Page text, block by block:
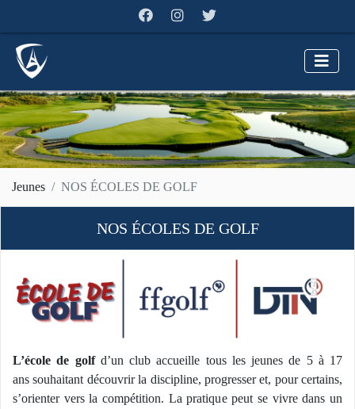
Jeunes NOS ÉCOLES DE GOLF
NOS ÉCOLES DE GOLF
L’école de golfd’un club accueille tous les jeunes de 5 à 17
ans souhaitant découvrir la discipline, progresser et, pour certains,
s’orienter vers la compétition. La pratique peut se vivre dans un